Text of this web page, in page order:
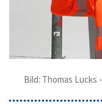
Bild: Thomas Lucks